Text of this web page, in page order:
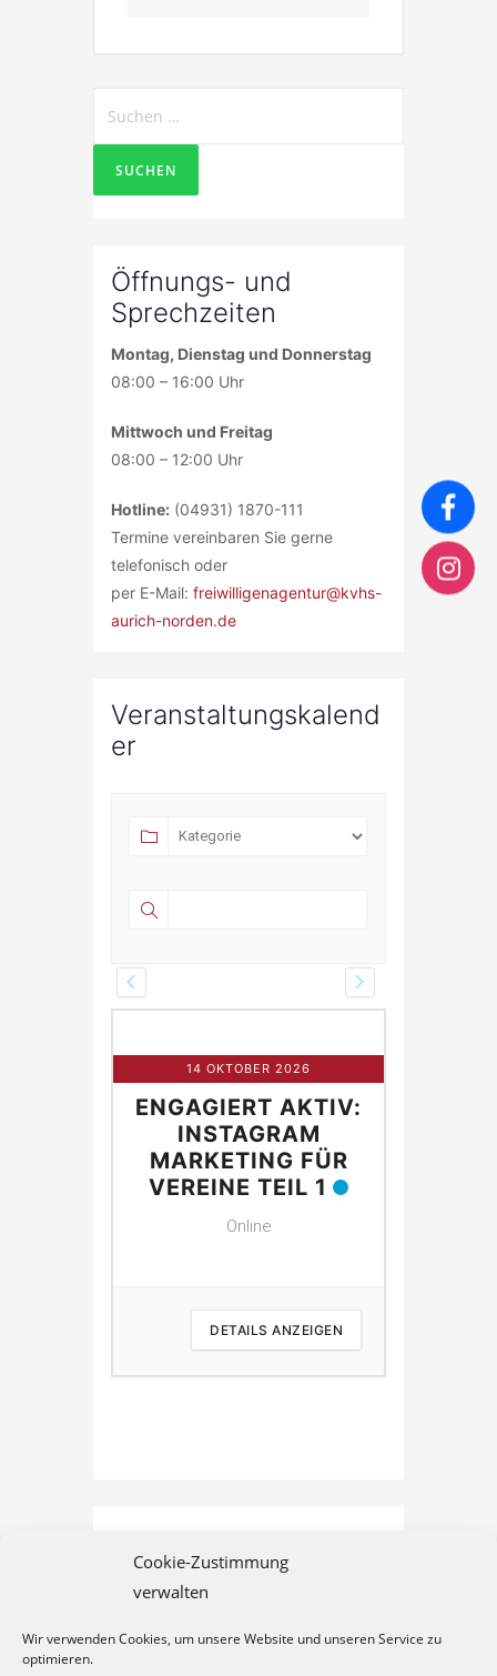
Cookie-Zustimmung
verwalten
Wir verwenden Cookies, um unsere Website und unseren Service zu
optimieren.
nach:
Öffnungs- und
Sprechzeiten
Montag, Dienstag und Donnerstag
08:00 – 16:00 Uhr
Mittwoch und Freitag
08:00 – 12:00 Uhr
Hotline: (04931) 1870-111
Termine vereinbaren Sie gerne
telefonisch oder
per E-Mail: freiwilligenagentur@kvhs-
aurich-norden.de
Veranstaltungskalend
er
14 OKTOBER 2026
ENGAGIERT AKTIV:
INSTAGRAM
MARKETING FÜR
VEREINE TEIL 1
Online
DETAILS ANZEIGEN